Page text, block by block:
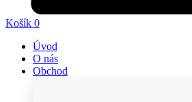
Košík 0
Úvod
O nás
Obchod